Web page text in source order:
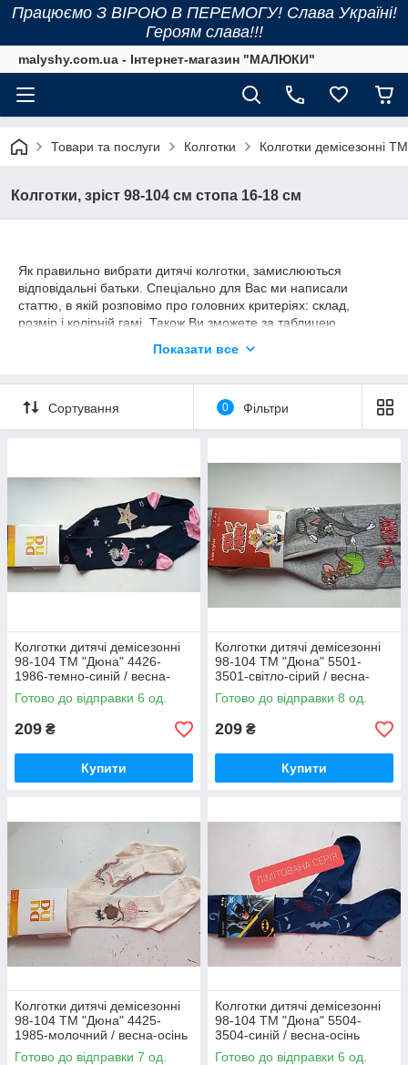
Працюємо З ВІРОЮ В ПЕРЕМОГУ! Слава Україні!
Героям слава!!!
malyshy.com.ua - Інтернет-магазин "МАЛЮКИ"
Товари та послуги Колготки Колготки демісезонні
Колготки, зріст 98-104 см стопа 16-18 см
Як правильно вибрати дитячі колготки, замислюються
відповідальні батьки. Спеціально для Вас ми написали
статтю, в якій розповімо про головних критеріях: склад,
розмір і колірній гамі. Також Ви зможете за таблицею
Розмірна сітка демісезонних і махрових колготок ТМ Дюна і
!!! НАТИСНІТЬ СЮДИ ДЛЯ ПЕРЕХОДУ НА СТАТТЮ !!!
Показати все
Сортування 0 Фільтри
Колготки дитячі демісезонні
98-104 ТМ "Дюна" 4426-
1986-темно-синій / весна-
осінь З ЛЮРЕКСОМ
Готово до відправки 6 од.
209 ₴
Купити
Колготки дитячі демісезонні
98-104 ТМ "Дюна" 5501-
3501-світло-сірий / весна-
осінь
Готово до відправки 8 од.
209 ₴
Купити
Колготки дитячі демісезонні
98-104 ТМ "Дюна" 4425-
1985-молочний / весна-осінь
З ЛЮРЕКСОМ
Готово до відправки 7 од.
Колготки дитячі демісезонні
98-104 ТМ "Дюна" 5504-
3504-синій / весна-осінь
Готово до відправки 6 од.